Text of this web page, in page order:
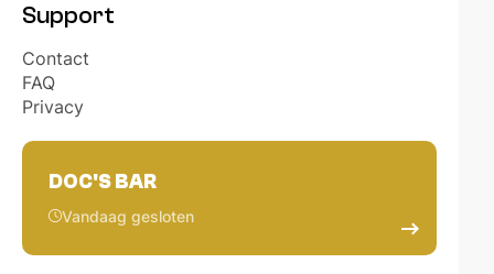
Support
Contact
FAQ
Privacy
DOC'S BAR
Vandaag gesloten